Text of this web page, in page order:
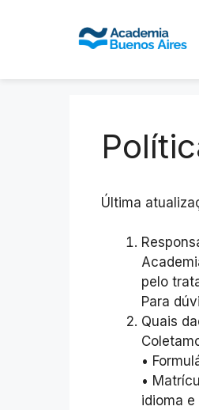
Última
pelo
Para
Quais
•
•
idioma